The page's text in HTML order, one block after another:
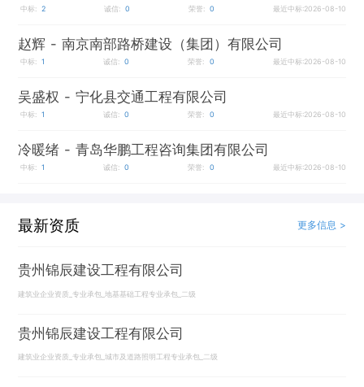
中标: 2 诚信: 0 荣誉: 0 最近中标:2026-08-10
赵辉 - 南京南部路桥建设（集团）有限公司
中标: 1 诚信: 0 荣誉: 0 最近中标:2026-08-10
吴盛权 - 宁化县交通工程有限公司
中标: 1 诚信: 0 荣誉: 0 最近中标:2026-08-10
冷暖绪 - 青岛华鹏工程咨询集团有限公司
中标: 1 诚信: 0 荣誉: 0 最近中标:2026-08-10
最新资质 更多信息 >
贵州锦辰建设工程有限公司
建筑业企业资质_专业承包_地基基础工程专业承包_二级
贵州锦辰建设工程有限公司
建筑业企业资质_专业承包_城市及道路照明工程专业承包_二级